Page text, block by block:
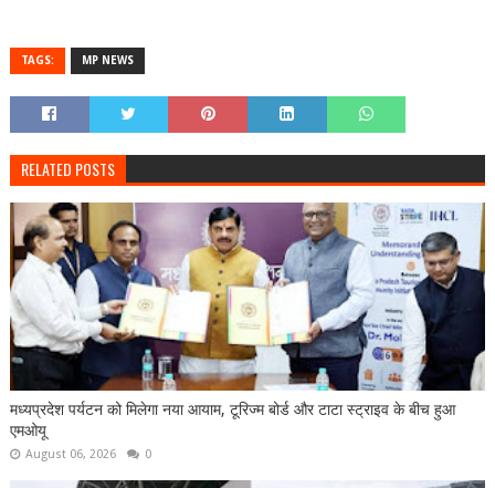
TAGS: MP NEWS
RELATED POSTS
मध्यप्रदेश पर्यटन को मिलेगा नया आयाम, टूरिज्म बोर्ड और टाटा स्ट्राइव के बीच हुआ
एमओयू
August 06, 2026 0